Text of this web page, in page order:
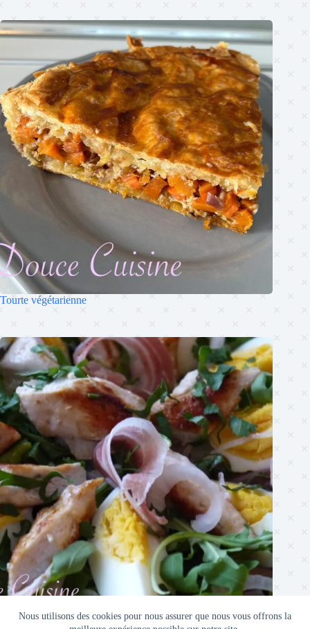
Nous utilisons des cookies pour nous assurer que nous vous offrons la
Tourte végétarienne
Salade Fraîche et Savoureuse au Poulet